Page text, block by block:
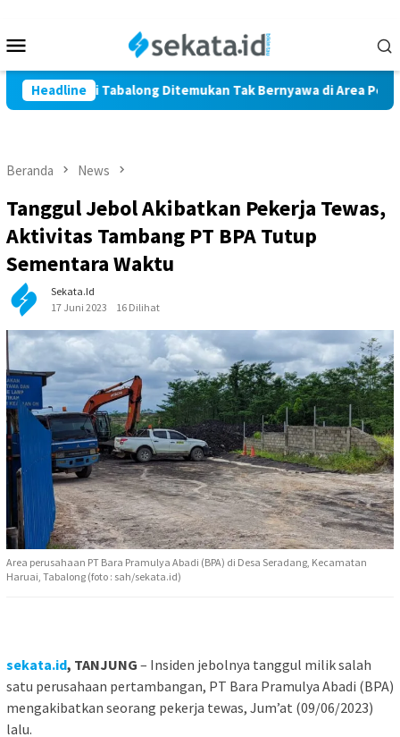
konten
Mobile
Headline
Marindi Tabalong Ditemukan Tak Bernyawa di Area
Beranda News
Tanggul Jebol Akibatkan Pekerja Tewas,
Aktivitas Tambang PT BPA Tutup
Sementara Waktu
Sekata.id
17 Juni 2023
16 Dilihat
Area perusahaan PT Bara Pramulya Abadi (BPA) di Desa Seradang, Kecamatan
Haruai, Tabalong (foto : sah/sekata.id)
sekata.id, TANJUNG – Insiden jebolnya tanggul milik salah
satu perusahaan pertambangan, PT Bara Pramulya Abadi (BPA)
mengakibatkan seorang pekerja tewas, Jum’at (09/06/2023)
lalu.